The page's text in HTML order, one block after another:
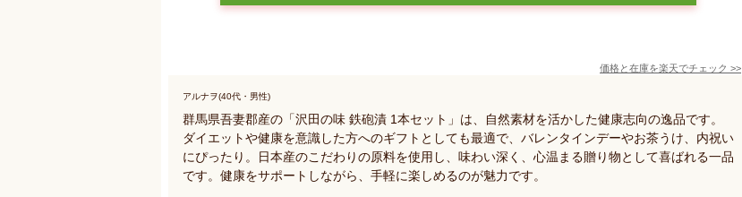
価格と在庫を楽天でチェック >>
アルナヲ(40代・男性)
群馬県吾妻郡産の「沢田の味 鉄砲漬 1本セット」は、自然素材を活かした健康志向の逸品です。
ダイエットや健康を意識した方へのギフトとしても最適で、バレンタインデーやお茶うけ、内祝い
にぴったり。日本産のこだわりの原料を使用し、味わい深く、心温まる贈り物として喜ばれる一品
です。健康をサポートしながら、手軽に楽しめるのが魅力です。